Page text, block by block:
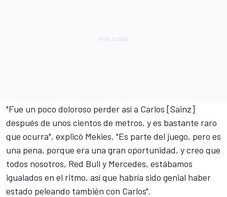
"Fue un poco doloroso perder así a Carlos [Sainz]
después de unos cientos de metros, y es bastante raro
que ocurra", explicó Mekies. "Es parte del juego, pero es
una pena, porque era una gran oportunidad, y creo que
todos nosotros, Red Bull y Mercedes, estábamos
igualados en el ritmo, así que habría sido genial haber
estado peleando también con Carlos".